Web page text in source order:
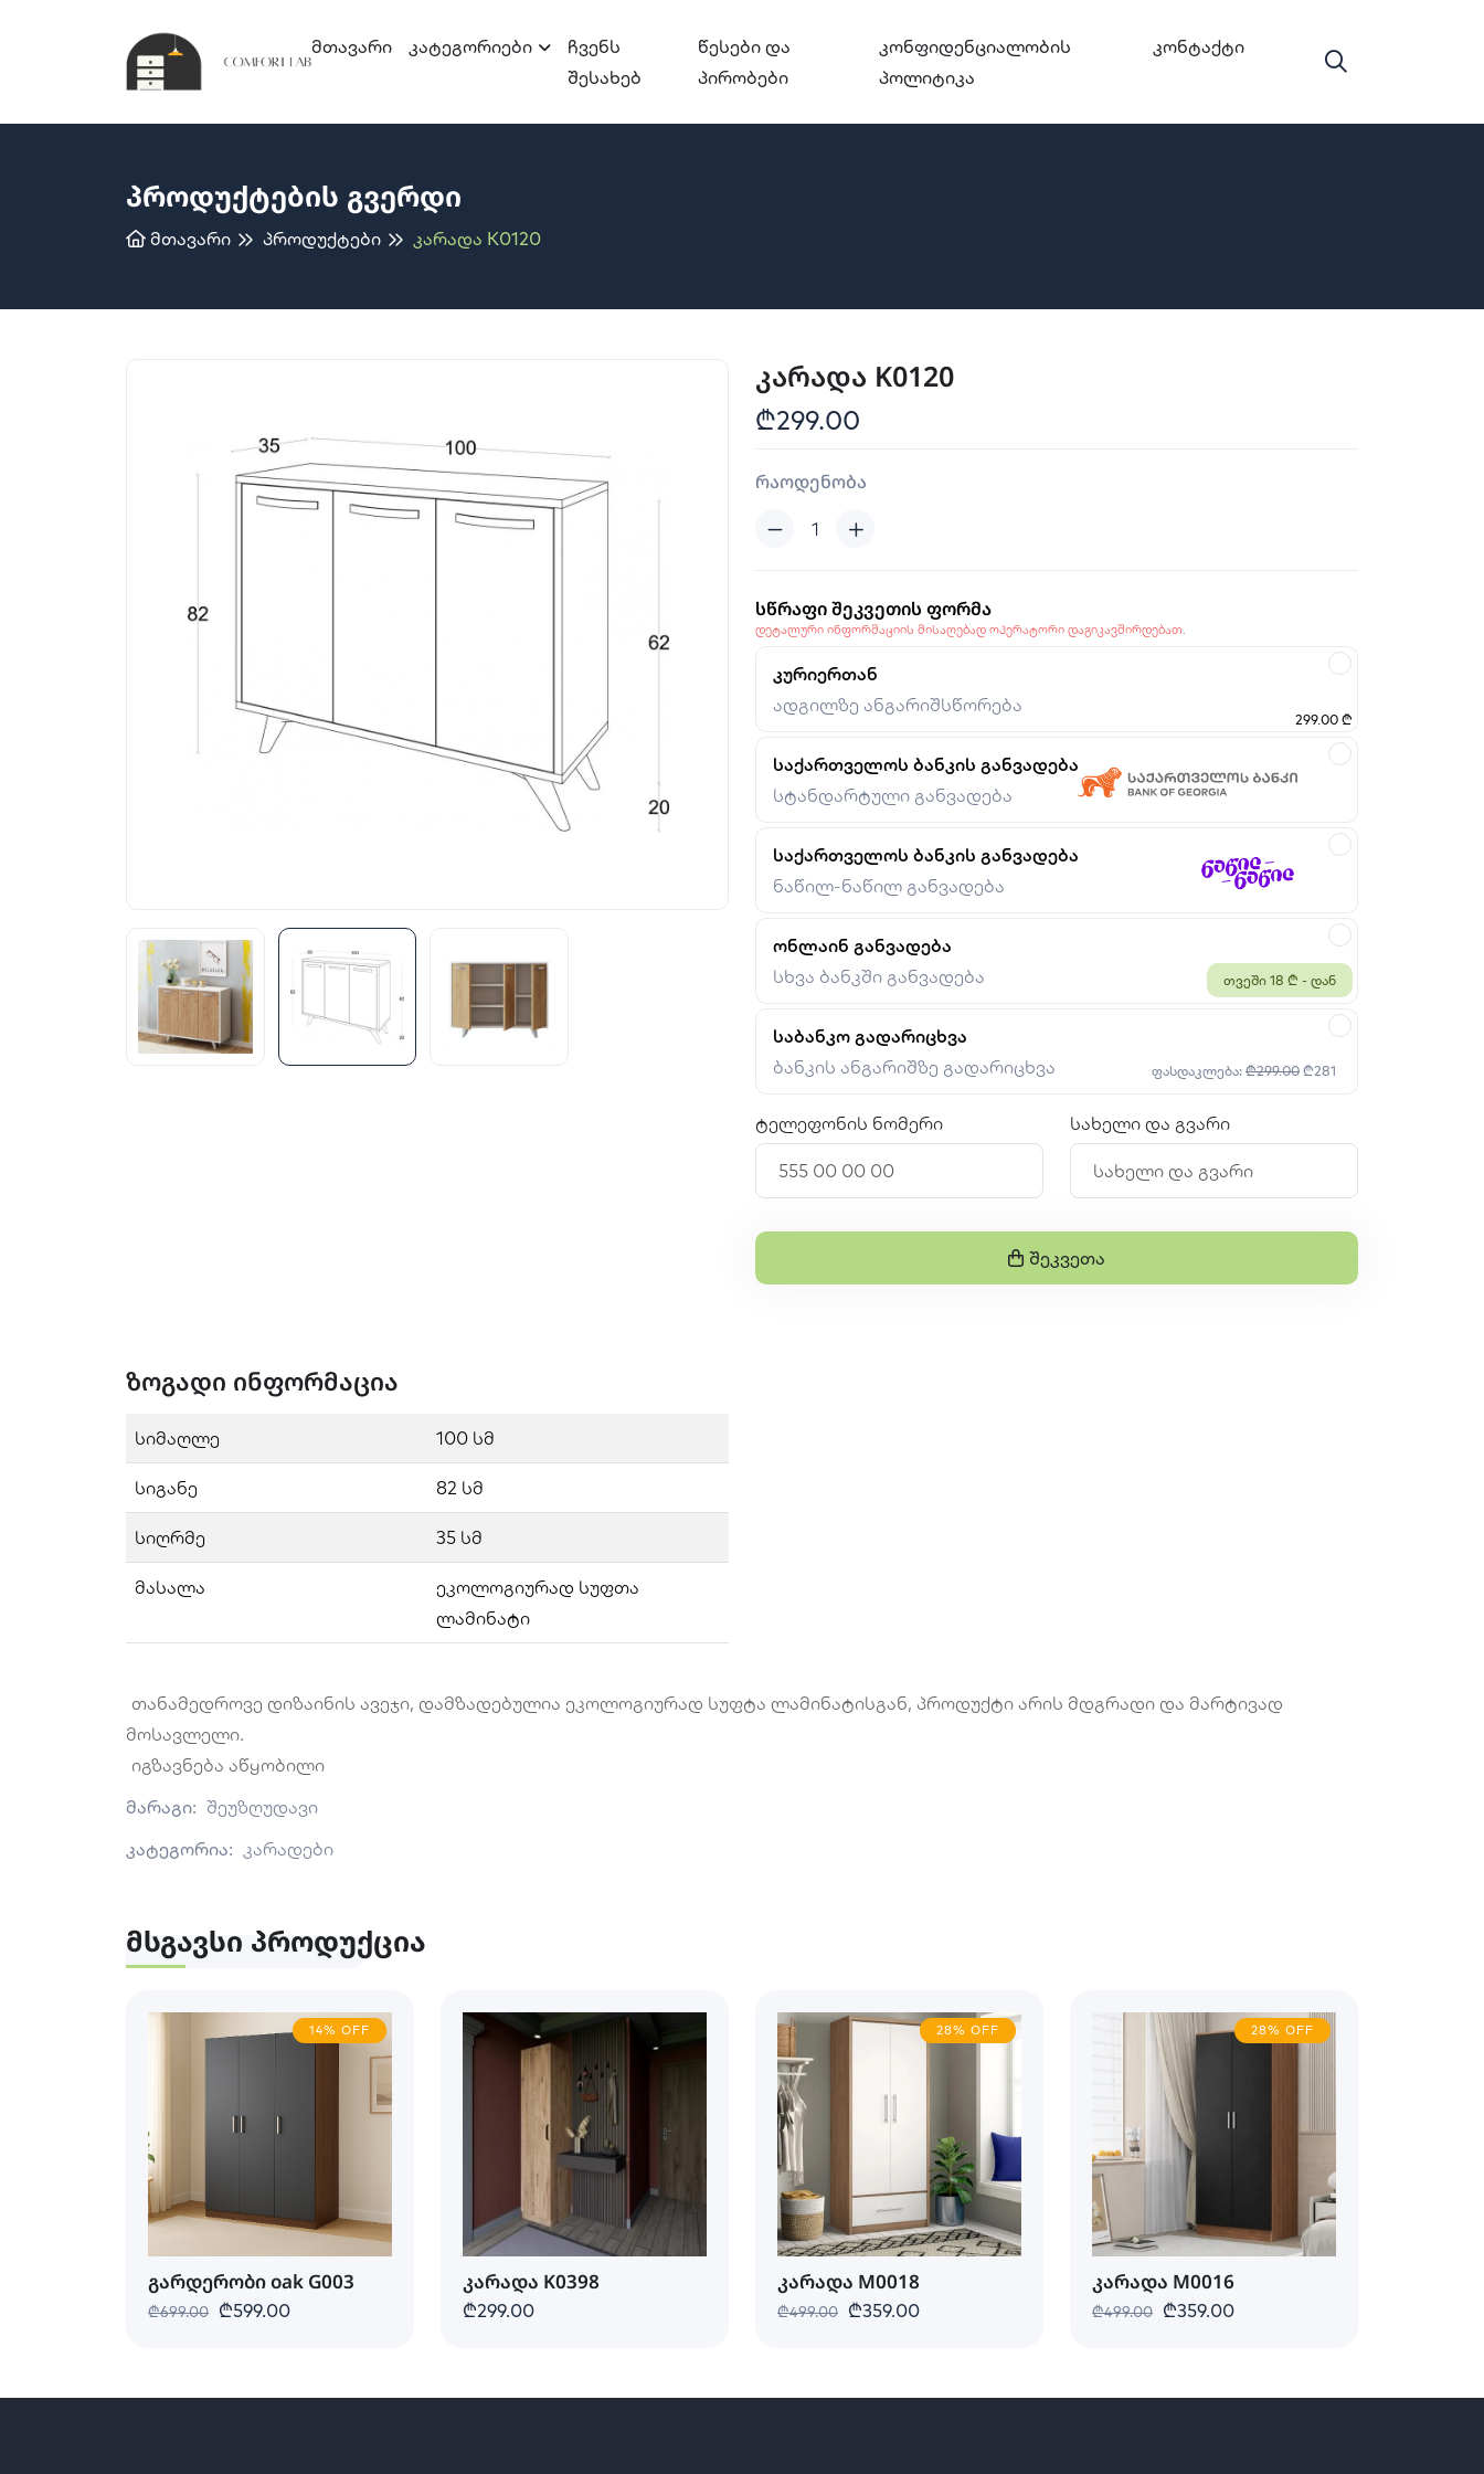
Მთავარი Კატეგორიები
Ჩვენს
Შესახებ
Წესები Და
Პირობები
Კონფიდენციალობის
Პოლიტიკა
Კონტაქტი
Პროდუქტების Გვერდი
Მთავარი Პროდუქტები Კარადა K0120
კარადა K0120
₾299.00
რაოდენობა
სწრაფი შეკვეთის ფორმა
დეტალური ინფორმაციის მისაღებად ოპერატორი დაგიკავშირდებათ.
კურიერთან
ადგილზე ანგარიშსწორება
299.00 ₾
საქართველოს ბანკის განვადება
სტანდარტული განვადება
საქართველოს ბანკის განვადება
ნაწილ-ნაწილ განვადება
ონლაინ განვადება
სხვა ბანკში განვადება
თვეში 18 ₾ - დან
საბანკო გადარიცხვა
ბანკის ანგარიშზე გადარიცხვა
ფასდაკლება: ₾299.00 ₾281
ტელეფონის ნომერი სახელი და გვარი
Შეკვეთა
ზოგადი ინფორმაცია
სიმაღლე 100 სმ
სიგანე 82 სმ
სიღრმე 35 სმ
მასალა
ეკოლოგიურად სუფთა
ლამინატი
თანამედროვე დიზაინის ავეჯი, დამზადებულია ეკოლოგიურად სუფტა ლამინატისგან, პროდუქტი არის მდგრადი და მარტივად
მოსავლელი.
იგზავნება აწყობილი
მარაგი: შეუზღუდავი
კატეგორია: კარადები
Მსგავსი Პროდუქცია
14% OFF
გარდერობი oak G003
₾699.00 ₾599.00
კარადა K0398
₾299.00
28% OFF
კარადა M0018
₾499.00 ₾359.00
28% OFF
კარადა M0016
₾499.00 ₾359.00